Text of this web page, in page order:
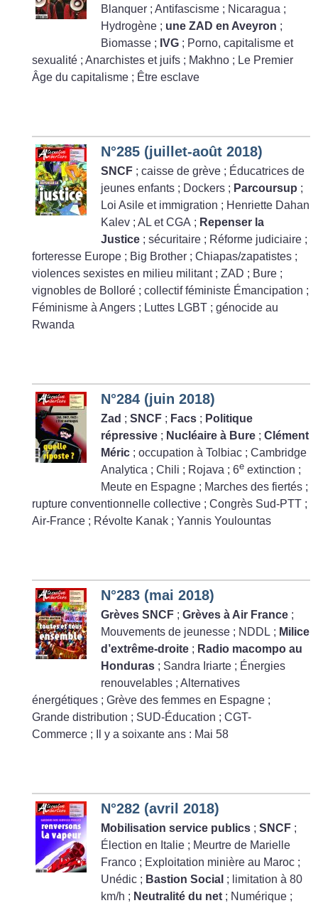
Blanquer ; Antifascisme ; Nicaragua ;
Hydrogène ; une ZAD en Aveyron ;
Biomasse ; IVG ; Porno, capitalisme et
sexualité ; Anarchistes et juifs ; Makhno ; Le Premier
Âge du capitalisme ; Être esclave
N°285 (juillet-août 2018)
SNCF ; caisse de grève ; Éducatrices de
jeunes enfants ; Dockers ; Parcoursup ;
Loi Asile et immigration ; Henriette Dahan
Kalev ; AL et CGA ; Repenser la
Justice ; sécuritaire ; Réforme judiciaire ;
forteresse Europe ; Big Brother ; Chiapas/zapatistes ;
violences sexistes en milieu militant ; ZAD ; Bure ;
vignobles de Bolloré ; collectif féministe Émancipation ;
Féminisme à Angers ; Luttes LGBT ; génocide au
Rwanda
N°284 (juin 2018)
Zad ;SNCF ; Facs ; Politique
répressive ; Nucléaire à Bure ; Clément
Méric ; occupation à Tolbiac ; Cambridge
Analytica ; Chili ; Rojava ; 6e extinction ;
Meute en Espagne ; Marches des fiertés ;
rupture conventionnelle collective ; Congrès Sud-PTT ;
Air-France ; Révolte Kanak ; Yannis Youlountas
N°283 (mai 2018)
Grèves SNCF ;Grèves à Air France ;
Mouvements de jeunesse ; NDDL ; Milice
d’extrême-droite ; Radio macompo au
Honduras ; Sandra Iriarte ; Énergies
renouvelables ; Alternatives
énergétiques ; Grève des femmes en Espagne ;
Grande distribution ; SUD-Éducation ; CGT-
Commerce ; Il y a soixante ans : Mai 58
N°282 (avril 2018)
Mobilisation service publics ;SNCF ;
Élection en Italie ; Meurtre de Marielle
Franco ; Exploitation minière au Maroc ;
Unédic ; Bastion Social ; limitation à 80
km/h ; Neutralité du net ; Numérique ;